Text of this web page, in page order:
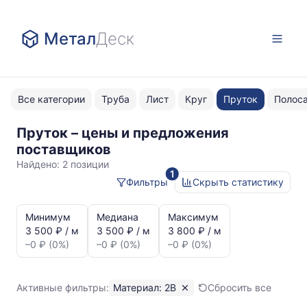
МеталДеск
Все категории Труба Лист Круг Пруток
Пруток – цены и предложения
поставщиков
Найдено: 2 позиции
1
Фильтры
Скрыть статистику
динамика
цен:
Пруток
Показаны
минимальная,
Минимум
3 500 ₽ / м
–0 ₽ (0%)
Медиана
3 500 ₽ / м
–0 ₽ (0%)
Максимум
3 800 ₽ / м
–0 ₽ (0%)
Активные фильтры: Материал: 2В Сбросить все